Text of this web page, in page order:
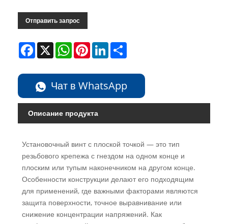
Отправить запрос
Facebook
X WhatsAppPinterestLinkedIn
Чат в WhatsApp
Описание продукта
Установочный винт с плоской точкой — это тип
резьбового крепежа с гнездом на одном конце и
плоским или тупым наконечником на другом конце.
Особенности конструкции делают его подходящим
для применений, где важными факторами являются
защита поверхности, точное выравнивание или
снижение концентрации напряжений. Как